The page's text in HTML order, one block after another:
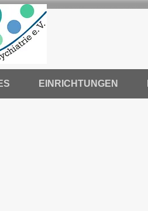
EINRICHTUNGEN